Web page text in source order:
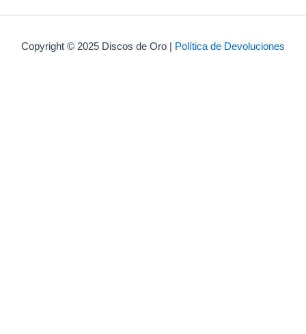
Copyright © 2025 Discos de Oro | Política de Devoluciones